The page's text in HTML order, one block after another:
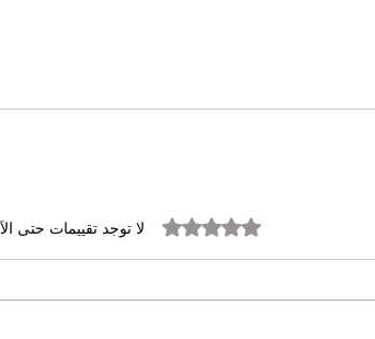
تم التقييم بـ 0 من أصل 5 نجوم. لا توجد تقييمات حتى